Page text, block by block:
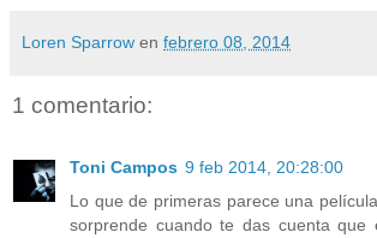
Loren Sparrow en febrero 08, 2014
1 comentario:
Toni Campos 9 feb 2014, 20:28:00
Lo que de primeras parece una
sorprende cuando te das cuenta que